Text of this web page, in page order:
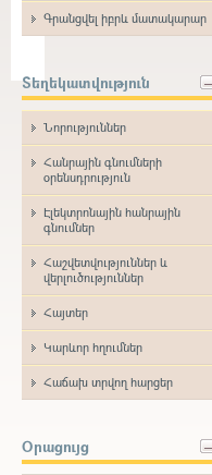
Գրանցվել իբրև մատակարար
Տեղեկատվություն
Նորություններ
Հանրային գնումների
օրենսդրություն
Էլեկտրոնային հանրային
գնումներ
Հաշվետվություններ և
վերլուծություններ
Հայտեր
Կարևոր հղումներ
Հաճախ տրվող հարցեր
Օրացույց